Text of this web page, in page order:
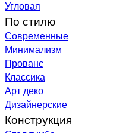
Угловая
По стилю
Современные
Минимализм
Прованс
Классика
Арт деко
Дизайнерские
Конструкция